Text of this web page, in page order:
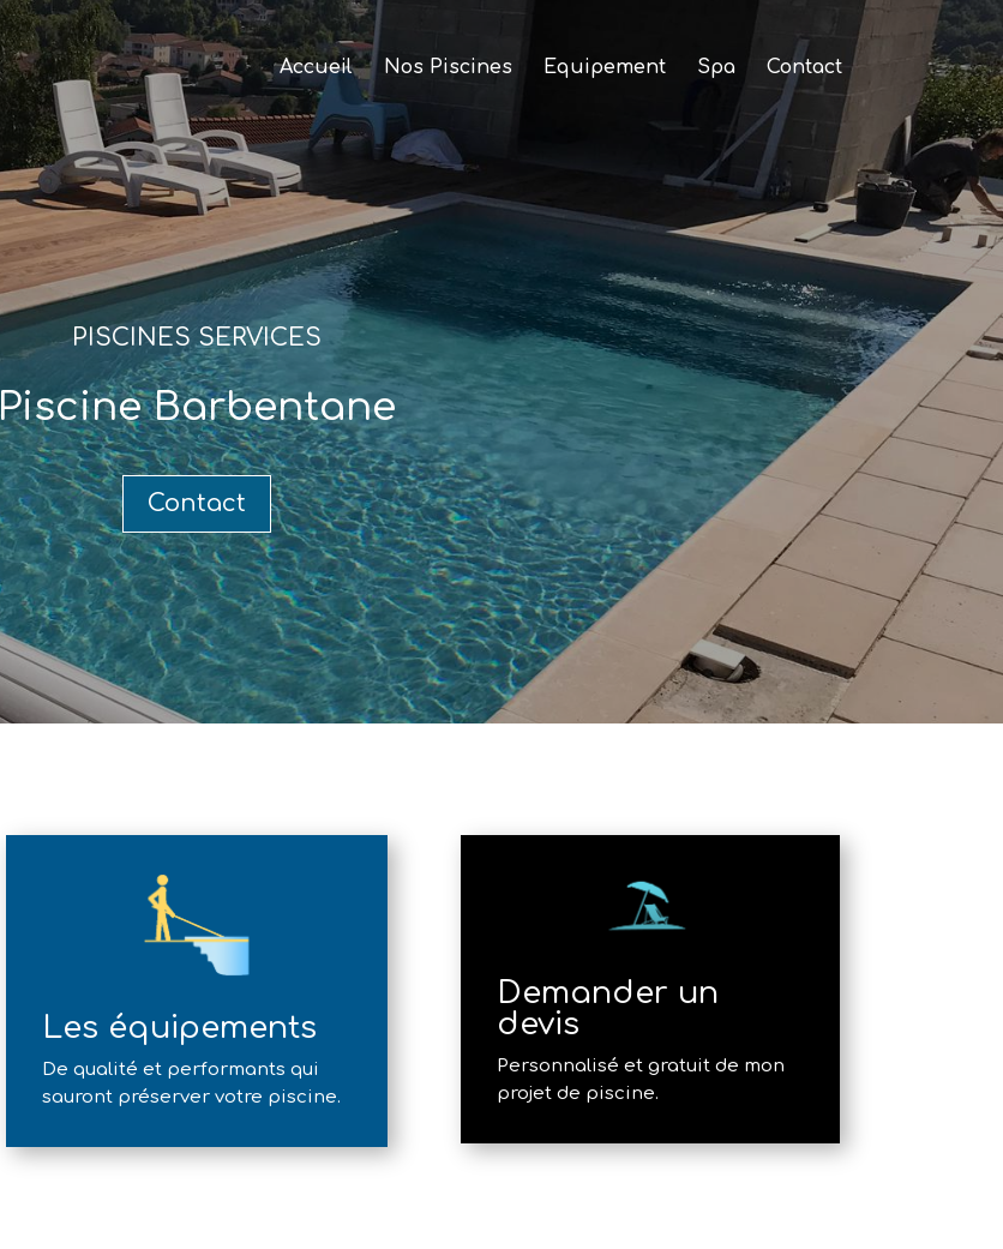
Accueil Nos Piscines Equipement Spa Contact
PISCINES SERVICES
Piscine Barbentane
Contact
Les équipements
De qualité et performants qui
sauront préserver votre piscine.
Demander un
devis
Personnalisé et gratuit de mon
projet de piscine.